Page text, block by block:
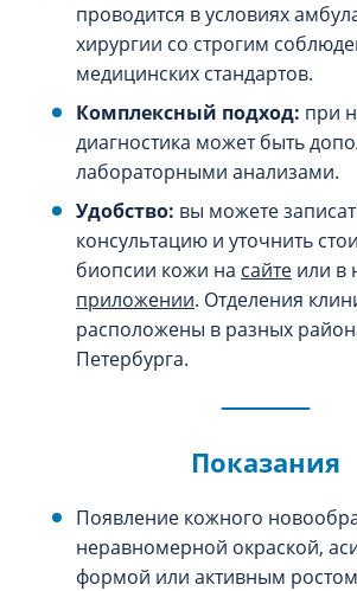
проводится в условиях
хирургии со строгим
медицинских стандартов.
Комплексный подход: при
диагностика может быть
лабораторными анализами.
Удобство: вы можете
консультацию и уточнить
биопсии кожи на сайте или в
приложении. Отделения
расположены в разных
Петербурга.
Показания
Появление кожного
неравномерной окраской,
формой или активным